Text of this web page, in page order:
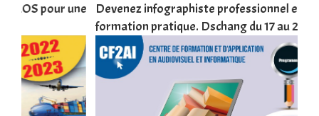
Devenez infographiste professionnel en 10 jours de
formation pratique. Dschang du 17 au 27 janvier 2022